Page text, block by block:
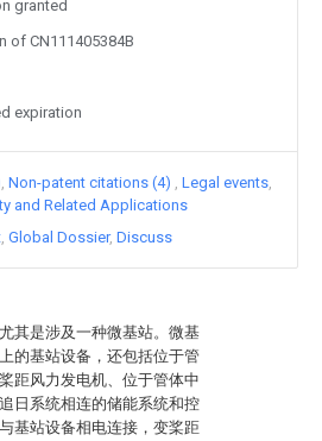
其是涉及一种微基站。微基
的基站设备，还包括位于管
距风力发电机、位于管体中
日系统相连的储能系统和控
基站设备相电连接，变桨距
granted
of CN111405384B
expiration
Non-patent citations (4)
Legal events
and Related Applications
Global Dossier Discuss